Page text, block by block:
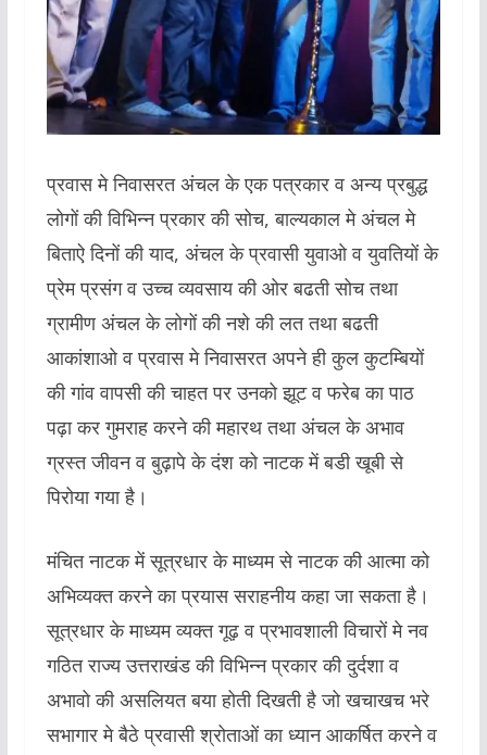
प्रवास मे निवासरत अंचल के एक पत्रकार व अन्य प्रबुद्ध
लोगों की विभिन्न प्रकार की सोच, बाल्यकाल मे अंचल मे
बिताऐ दिनों की याद, अंचल के प्रवासी युवाओ व युवतियों के
प्रेम प्रसंग व उच्च व्यवसाय की ओर बढती सोच तथा
ग्रामीण अंचल के लोगों की न‌शे की लत तथा बढती
आकांशाओ व प्रवास मे निवासरत अपने ही कुल कुटम्बियों
की गांव वापसी की चाहत पर उनको झूट व फरेब का पाठ
पढ़ा कर गुमराह करने की महारथ तथा अंचल के अभाव
ग्रस्त जीवन व बुढ़ापे के दंश को नाटक में बडी खूबी से
पिरोया गया है।
मंचित नाटक में सूत्रधार के माध्यम से नाटक की आत्मा को
अभिव्यक्त करने का प्रयास सराहनीय कहा जा सकता है।
सूत्रधार के माध्यम व्यक्त गूढ़ व प्रभावशाली विचारों मे नव
गठित राज्य उत्तराखंड की विभिन्न प्रकार की दुर्दशा व
अभावो की असलियत बया होती दिखती है जो खचाखच भरे
सभागार मे बैठे प्रवासी ‌‌श्रोताओं का ध्यान आकर्षित करने व